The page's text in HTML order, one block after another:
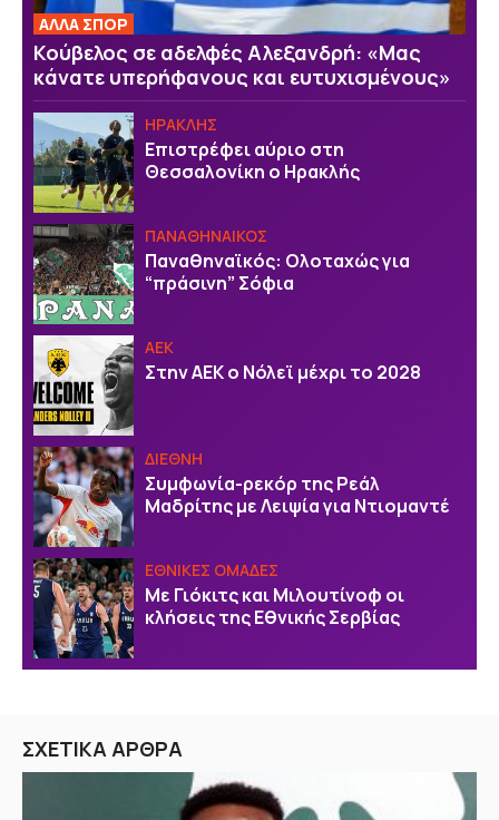
ΑΛΛΑ ΣΠΟΡ
Κούβελος σε αδελφές Αλεξανδρή: «Μας
κάνατε υπερήφανους και ευτυχισμένους»
ΗΡΑΚΛΗΣ
Επιστρέφει αύριο στη
Θεσσαλονίκη ο Ηρακλής
ΠΑΝΑΘΗΝΑΙΚΟΣ
Παναθηναϊκός: Ολοταχώς για
“πράσινη” Σόφια
ΑΕΚ
Στην ΑΕΚ ο Νόλεϊ μέχρι το 2028
ΔΙΕΘΝΗ
Συμφωνία-ρεκόρ της Ρεάλ
Μαδρίτης με Λειψία για Ντιομαντέ
EΘΝΙΚΕΣ OΜΑΔΕΣ
Με Γιόκιτς και Μιλουτίνοφ οι
κλήσεις της Εθνικής Σερβίας
ΣΧΕΤΙΚΑ ΑΡΘΡΑ